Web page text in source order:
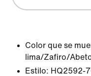
Color que se
lima/Zafiro/
Estilo: HQ2592-